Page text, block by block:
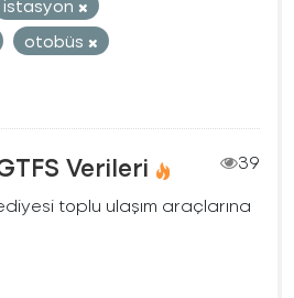
istasyon
otobüs
Verileri
39
toplu ulaşım araçlarına